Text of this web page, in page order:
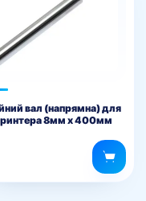
вал (напрямна) для
8мм х 400мм